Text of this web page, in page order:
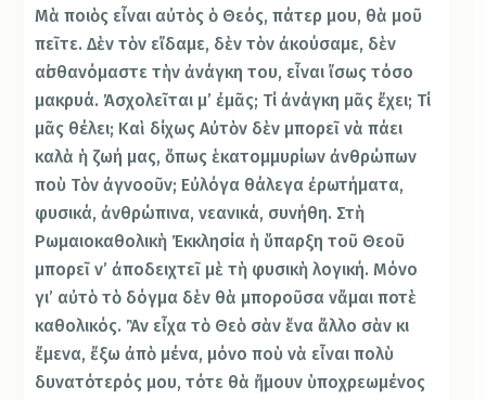
Μὰ ποιὸς εἶναι αὐτὸς ὁ Θεός, πάτερ μου, θὰ μοῦ
πεῖτε. Δὲν τὸν εἴδαμε, δὲν τὸν ἀκούσαμε, δὲν
αἰσθανόμαστε τὴν ἀνάγκη του, εἶναι ἴσως τόσο
μακρυά. Ἀσχολεῖται μ’ ἐμᾶς; Τί ἀνάγκη μᾶς ἔχει; Τί
μᾶς θέλει; Καὶ δίχως Αὐτὸν δὲν μπορεῖ νὰ πάει
καλὰ ἡ ζωή μας, ὅπως ἑκατομμυρίων ἀνθρώπων
ποὺ Τὸν ἀγνοοῦν; Εὐλόγα θάλεγα ἐρωτήματα,
φυσικά, ἀνθρώπινα, νεανικά, συνήθη. Στὴ
Ρωμαιοκαθολικὴ Ἐκκλησία ἡ ὕπαρξη τοῦ Θεοῦ
μπορεῖ ν’ ἀποδειχτεῖ μὲ τὴ φυσικὴ λογική. Μόνο
γι’ αὐτὸ τὸ δόγμα δὲν θὰ μποροῦσα νἄμαι ποτὲ
καθολικός. Ἂν εἶχα τὸ Θεὸ σὰν ἕνα ἄλλο σὰν κι
ἔμενα, ἔξω ἀπὸ μένα, μόνο ποὺ νὰ εἶναι πολὺ
δυνατότερός μου, τότε θὰ ἤμουν ὑποχρεωμένος